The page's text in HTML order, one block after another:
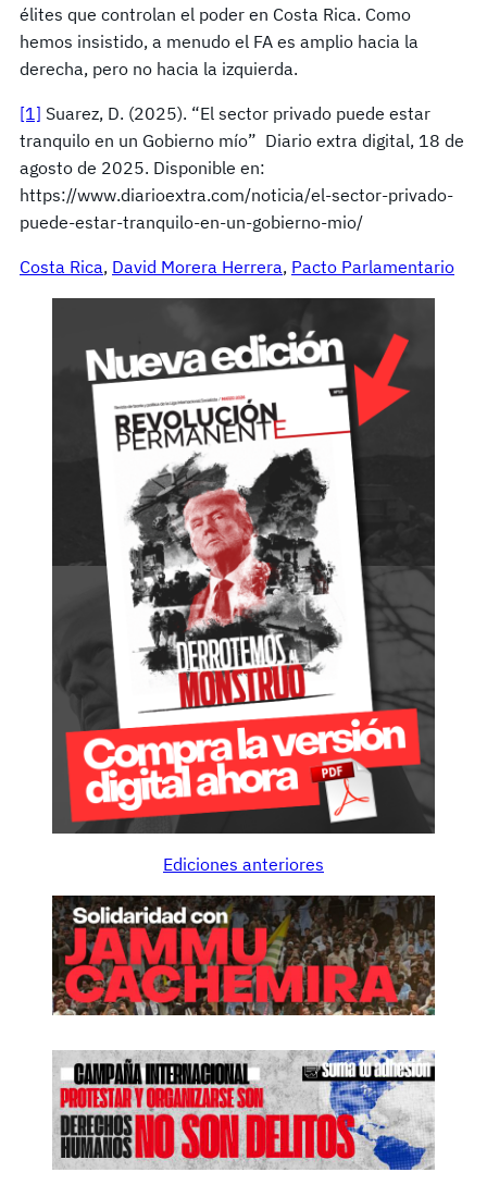
élites que controlan el poder en Costa Rica. Como
hemos insistido, a menudo el FA es amplio hacia la
derecha, pero no hacia la izquierda.
[1] Suarez, D. (2025). “El sector privado puede estar
tranquilo en un Gobierno mío” Diario extra digital, 18 de
agosto de 2025. Disponible en:
https://www.diarioextra.com/noticia/el-sector-privado-
puede-estar-tranquilo-en-un-gobierno-mio/
Costa Rica, David Morera Herrera, Pacto Parlamentario
Ediciones anteriores